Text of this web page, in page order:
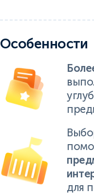
Особенности
для